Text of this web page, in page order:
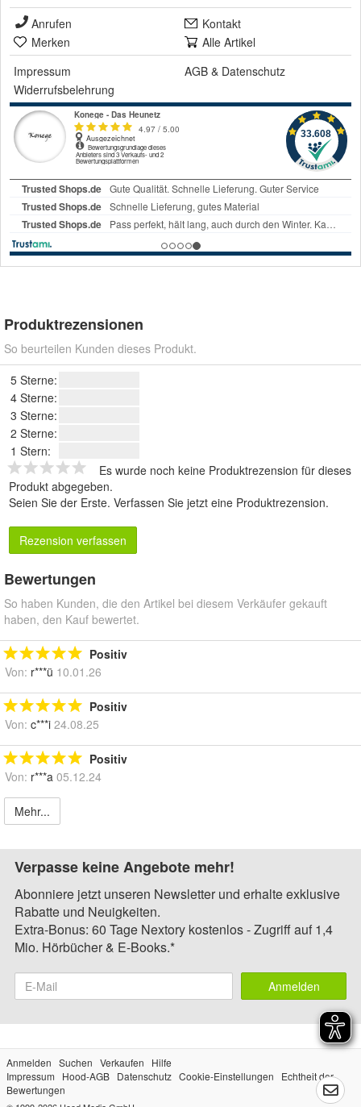
Anrufen
Kontakt
Merken
Alle Artikel
Impressum
AGB & Datenschutz
Widerrufsbelehrung
Produktrezensionen
So beurteilen Kunden dieses Produkt.
5 Sterne:
4 Sterne:
3 Sterne:
2 Sterne:
1 Stern:
Es wurde noch keine Produktrezension für dieses
Produkt abgegeben.
Seien Sie der Erste. Verfassen Sie jetzt eine Produktrezension.
Rezension verfassen
Bewertungen
So haben Kunden, die den Artikel bei diesem Verkäufer gekauft
haben, den Kauf bewertet.
Positiv
Von: r***ü 10.01.26
Positiv
Von: c***i 24.08.25
Positiv
Von: r***a 05.12.24
Mehr...
Verpasse keine Angebote mehr!
Abonniere jetzt unseren Newsletter und erhalte exklusive
Rabatte und Neuigkeiten.
Extra-Bonus: 60 Tage Nextory kostenlos - Zugriff auf 1,4
Mio. Hörbücher & E-Books.*
Anmelden
Anmelden Suchen Verkaufen
Hilfe
Impressum
Hood-AGB Datenschutz Cookie-Einstellungen
Echtheit der
Bewertungen